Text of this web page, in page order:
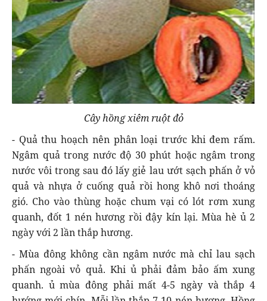
Cây hồng xiêm ruột đỏ
- Quả thu hoạch nên phân loại trước khi đem rấm.
Ngâm quả trong nước độ 30 phút hoặc ngâm trong
nước vôi trong sau đó lấy giẻ lau ướt sạch phấn ở vỏ
quả và nhựa ở cuống quả rồi hong khô nơi thoáng
gió. Cho vào thùng hoặc chum vại có lót rơm xung
quanh, đốt 1 nén hương rồi đậy kín lại. Mùa hè ủ 2
ngày với 2 lần thắp hương.
- Mùa đông không cần ngâm nước mà chỉ lau sạch
phấn ngoài vỏ quả. Khi ủ phải đảm bảo ấm xung
quanh. ủ mùa đông phải mất 4-5 ngày và thắp 4